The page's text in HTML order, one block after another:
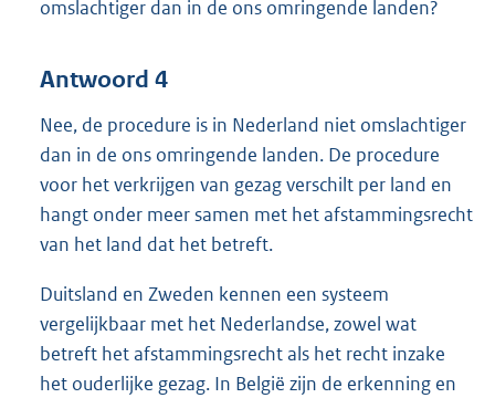
omslachtiger dan in de ons omringende landen?
Antwoord 4
Nee, de procedure is in Nederland niet omslachtiger
dan in de ons omringende landen. De procedure
voor het verkrijgen van gezag verschilt per land en
hangt onder meer samen met het afstammingsrecht
van het land dat het betreft.
Duitsland en Zweden kennen een systeem
vergelijkbaar met het Nederlandse, zowel wat
betreft het afstammingsrecht als het recht inzake
het ouderlijke gezag. In België zijn de erkenning en